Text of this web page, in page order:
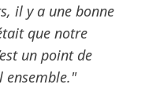
il y a une bonne
que notre
un point de
ensemble."